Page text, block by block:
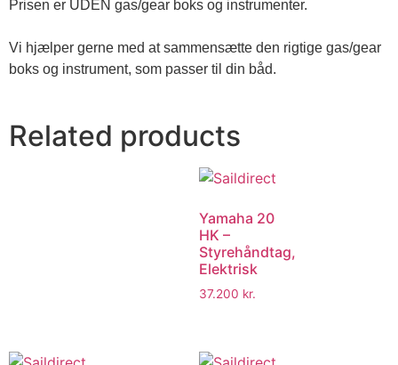
Prisen er UDEN gas/gear boks og instrumenter.
Vi hjælper gerne med at sammensætte den rigtige gas/gear
boks og instrument, som passer til din båd.
Related products
Yamaha 20
HK –
Styrehåndtag,
Elektrisk
37.200 kr.